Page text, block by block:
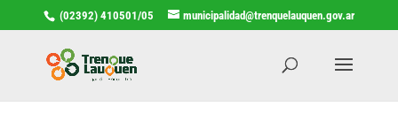
(02392) 410501/05 municipalidad@trenquelauquen.gov.ar